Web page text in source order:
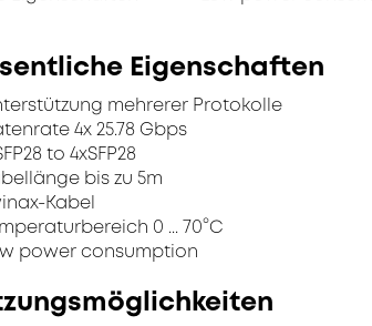
Eigenschaften
mehrerer Protokolle
4x 25.78 Gbps
to 4xSFP28
bis zu 5m
Kabel
0 ... 70°C
power consumption